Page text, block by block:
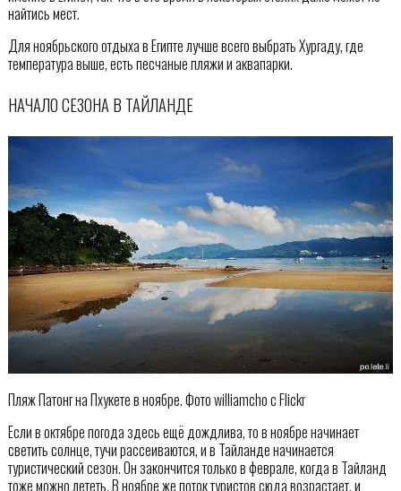
найтись мест.
Для ноябрьского отдыха в Египте лучше всего выбрать Хургаду, где
температура выше, есть песчаные пляжи и аквапарки.
НАЧАЛО СЕЗОНА В ТАЙЛАНДЕ
Пляж Патонг на Пхукете в ноябре. Фото williamcho с Flickr
Если в октябре погода здесь ещё дождлива, то в ноябре начинает
светить солнце, тучи рассеиваются, и в Тайланде начинается
туристический сезон. Он закончится только в феврале, когда в Тайланд
тоже можно лететь. В ноябре же поток туристов сюда возрастает, и